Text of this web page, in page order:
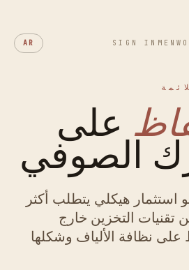
MEN
SIGN IN
AR
على
الصوفي
هيكلي يتطلب أكثر
تقنيات التخزين خارج
نظافة الألياف وشكلها